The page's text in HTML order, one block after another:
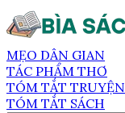
MẸO DÂN GIAN
TÁC PHẨM THƠ
TÓM TẮT TRUYỆN
TÓM TẮT SÁCH